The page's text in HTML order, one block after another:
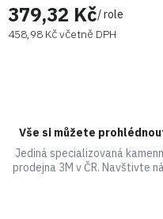
379,32 Kč/ role
458,98 Kč včetně DPH
Vše si můžete
Jediná specializovaná
prodejna 3M v ČR. Navštivte